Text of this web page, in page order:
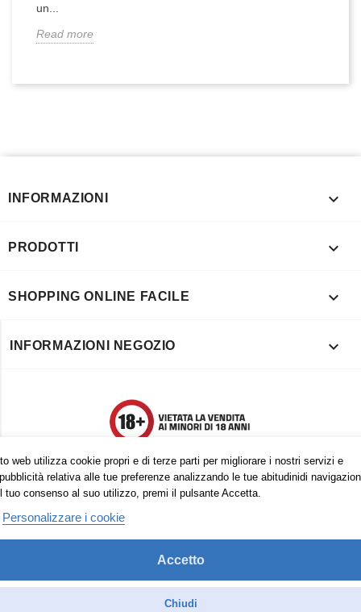
un...
Read more
web utilizza cookie propri e di terze parti per migliorare i nostri servizi e
relativa alle tue preferenze analizzando le tue abitudinidi
tuo consenso al suo utilizzo, premi il pulsante Accetta.
Personalizzare i cookie
Accetto
Chiudi
INFORMAZIONI 
PRODOTTI 
SHOPPING ONLINE FACILE 
INFORMAZIONI NEGOZIO 
Trovaci anche su: